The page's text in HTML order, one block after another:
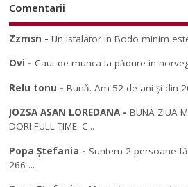
Comentarii
Zzmsn -Un istalator in Bodo minim
Ovi - Caut de munca la pădure in
Relu tonu -Bună. Am 52 de ani și din
JOZSA ASAN LOREDANA-BUNA ZIUA
DORI FULL TIME. C...
Popa Ștefania - Suntem 2 persoane
266 ...